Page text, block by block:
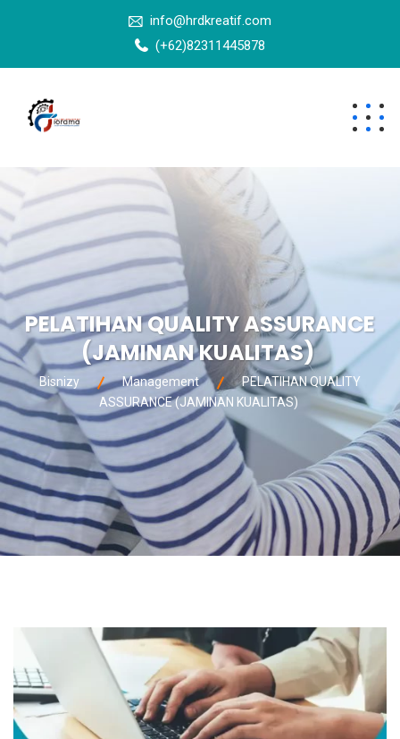
info@hrdkreatif.com
(+62)82311445878
PELATIHAN QUALITY ASSURANCE
(JAMINAN KUALITAS)
Bisnizy Management
PELATIHAN QUALITY
ASSURANCE (JAMINAN KUALITAS)